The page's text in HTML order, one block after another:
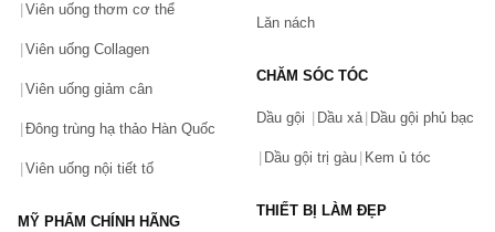
Viên uống thơm cơ thể
Viên uống Collagen
Viên uống giảm cân
Đông trùng hạ thảo Hàn Quốc
Viên uống nội tiết tố
MỸ PHẨM CHÍNH HÃNG
Lăn nách
CHĂM SÓC TÓC
Dầu gội Dầu xả Dầu gội phủ bạc
Dầu gội trị gàu Kem ủ tóc
THIẾT BỊ LÀM ĐẸP